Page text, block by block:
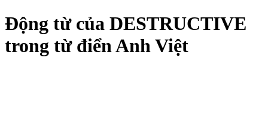
Động từ của DESTRUCTIVE
trong từ điển Anh Việt